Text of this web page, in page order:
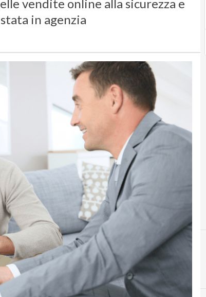
vendite online alla sicurezza e
in agenzia
A
Assicurazioni Auto